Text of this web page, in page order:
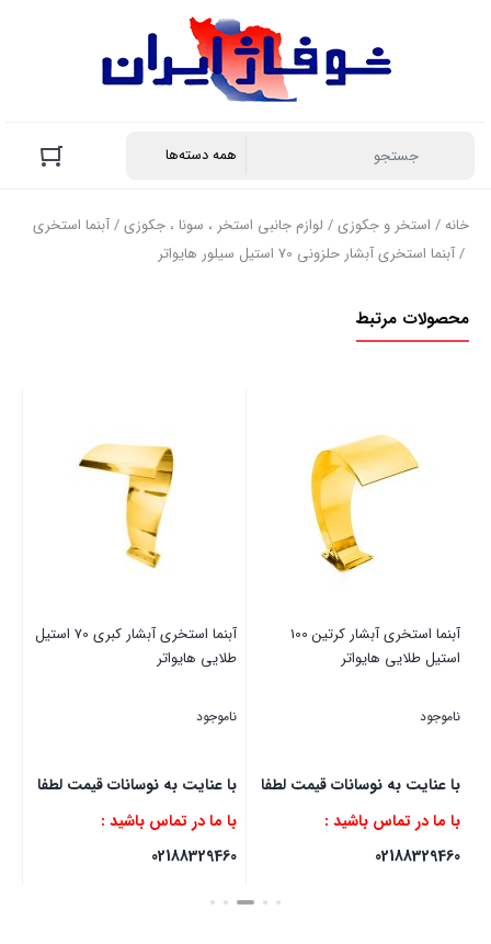
خانه/ استخر و جکوزی/ لوازم جانبی استخر ، سونا ، جکوزی/آبنما استخری
/ آبنما استخری آبشار حلزونی 70 استیل سیلور هایواتر
محصولات مرتبط
آبنما استخری آبشار کرتین 100
استیل طلایی هایواتر
ناموجود
با عنایت به نوسانات قیمت لطفا
با ما در تماس باشید :
02188329460
آبنما استخری آبشار کبری 70 استیل
طلایی هایواتر
ناموجود
با عنایت به نوسانات قیمت لطفا
با ما در تماس باشید :
02188329460
بستن